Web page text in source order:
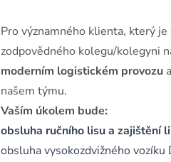
Pro významného klienta, který
zodpovědného kolegu/kolegyni
moderním logistickém provozu
našem týmu.
Vaším úkolem bude:
obsluha ručního lisu a zajištění
obsluha vysokozdvižného vozíku